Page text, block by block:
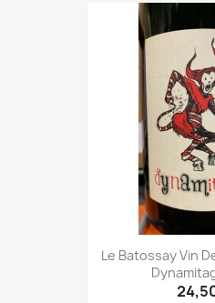
Le Batossay Vin